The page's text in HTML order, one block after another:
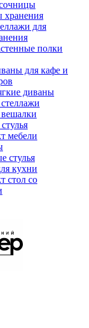
хранения
для
полки
для кафе и
диваны
мебели
стулья
кухни
стол со